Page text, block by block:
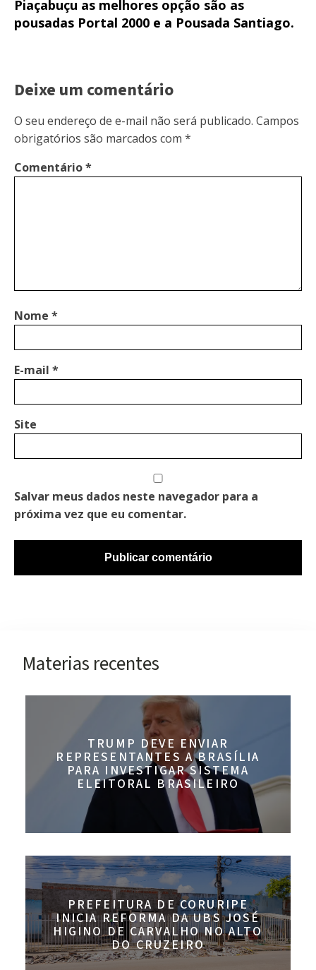
Piaçabuçu as melhores opção são as
pousadas Portal 2000 e a Pousada Santiago.
Deixe um comentário
O seu endereço de e-mail não será publicado. Campos
obrigatórios são marcados com *
Comentário*
Nome *
E-mail *
Site
Salvar meus dados neste navegador para a
próxima vez que eu comentar.
Materias recentes
TRUMP DEVE ENVIAR
REPRESENTANTES A BRASÍLIA
PARA INVESTIGAR SISTEMA
ELEITORAL BRASILEIRO
PREFEITURA DE CORURIPE
INICIA REFORMA DA UBS JOSÉ
HIGINO DE CARVALHO NO ALTO
DO CRUZEIRO